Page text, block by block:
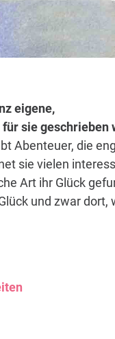
eigene,
sie geschrieben
Abenteuer, die
sie vielen
Art ihr Glück
und zwar dort,